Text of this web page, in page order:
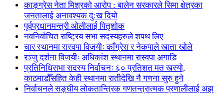
काङ्ग्रेस नेता मिश्रको आरोप : बालेन सरकारले सिमा क्षेत्रका
जनतालाई अनावश्यक दु:ख दियो
पूर्वप्रधानमन्त्री ओलीलाई पितृशोक
नवनिर्वाचित राष्ट्रिय सभा सदस्यहरुले शपथ लिए
चार स्थानमा रास्वपा विजयीः काँग्रेस र नेकपाले खाता खोले
रञ्जु दर्शना विजयीः अधिकांश स्थानमा रास्वपा अगाडि
प्रतिनिधिसभा सदस्य निर्वाचनः ६० प्रतिशत मत खस्यो,
काठमाडौँसहित केही स्थानमा रातीदेखि नै गणना सुरु हुने
निर्वाचनले सङ्घीय लोकतान्त्रिक गणतन्त्रात्मक प्रणालीलाई अझ